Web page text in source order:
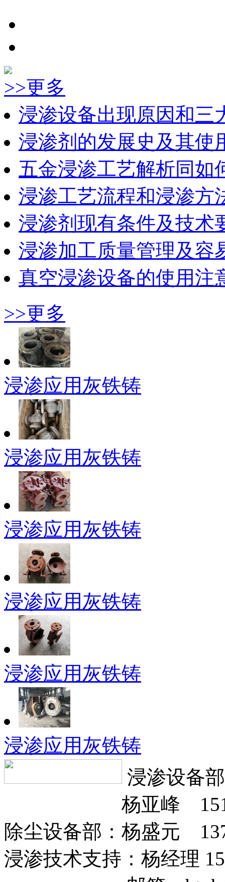
>>更多
浸渗设备出现原因和三
浸渗剂的发展史及其使
五金浸渗工艺解析同如
浸渗工艺流程和浸渗方
浸渗剂现有条件及技术
浸渗加工质量管理及容
真空浸渗设备的使用注
>>更多
浸渗应用灰铁铸
浸渗应用灰铁铸
浸渗应用灰铁铸
浸渗应用灰铁铸
浸渗应用灰铁铸
浸渗应用灰铁铸
浸渗设备
杨亚峰
除尘设备部：杨盛元
浸渗技术支持：杨经理